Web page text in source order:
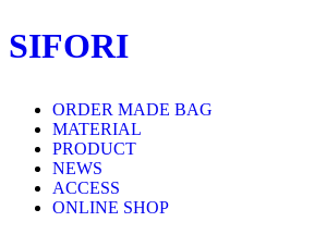
SIFORI
ORDER MADE BAG
MATERIAL
PRODUCT
NEWS
ACCESS
ONLINE SHOP